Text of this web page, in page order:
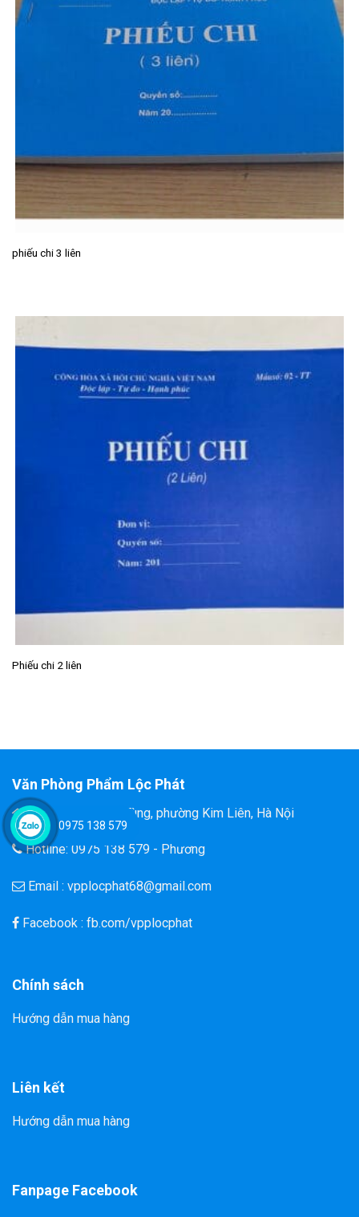
phiếu chi 3 liên
Phiếu chi 2 liên
Văn Phòng Phẩm Lộc Phát
Đ/C: 58 Tôn Thất Tùng, phường Kim Liên, Hà Nội
Hotline: 0975 138 579 - Phương
Email : vpplocphat68@gmail.com
Facebook : fb.com/vpplocphat
Chính sách
Hướng dẫn mua hàng
Liên kết
Hướng dẫn mua hàng
Fanpage Facebook
0975 138 579